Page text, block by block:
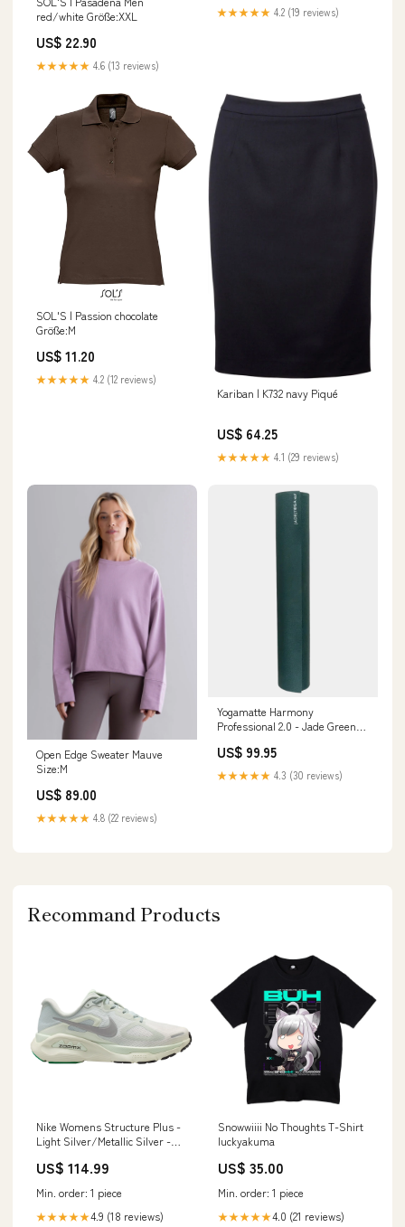
red/white Größe:XXL
US$ 22.90
★★★★★ 4.6 (13 reviews)
★★★★★ 4.2 (19 reviews)
SOL'S | Passion chocolate
Größe:M
US$ 11.20
★★★★★ 4.2 (12 reviews)
Kariban | K732 navy Piqué
US$ 64.25
★★★★★ 4.1 (29 reviews)
Open Edge Sweater Mauve
Size:M
US$ 89.00
★★★★★ 4.8 (22 reviews)
Yogamatte Harmony
Professional 2.0 - Jade Green
US$ 99.95
★★★★★ 4.3 (30 reviews)
Recommand Products
Nike Womens Structure Plus -
Light Silver/Metallic Silver -
US$ 114.99
Min. order: 1 piece
★★★★★4.9 (18 reviews)
Snowwiiii No Thoughts T-Shirt
luckyakuma
US$ 35.00
Min. order: 1 piece
★★★★★4.0 (21 reviews)